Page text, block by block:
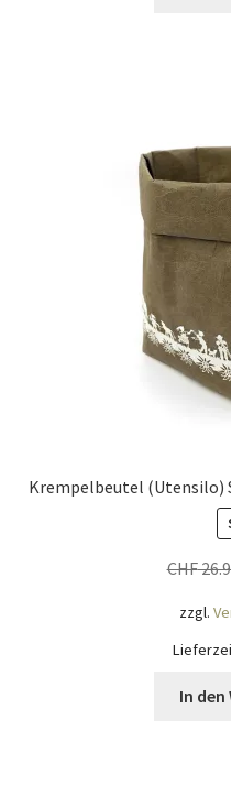
Krempelbeutel (Utensilo)
CHF
zzgl.
In